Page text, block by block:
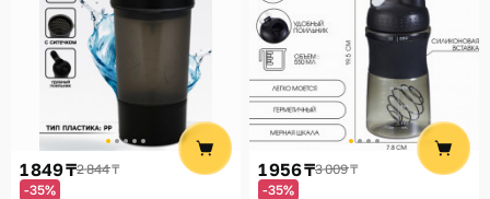
1 849 ₸2 844 ₸
-35%
1 956 ₸3 009 ₸
-35%